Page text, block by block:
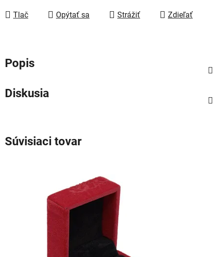
Tlač Opýtať sa Strážiť Zdieľať
Popis
Diskusia
Súvisiaci tovar